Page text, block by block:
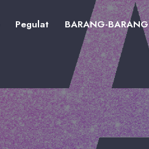
Pegulat BARANG-BARANG